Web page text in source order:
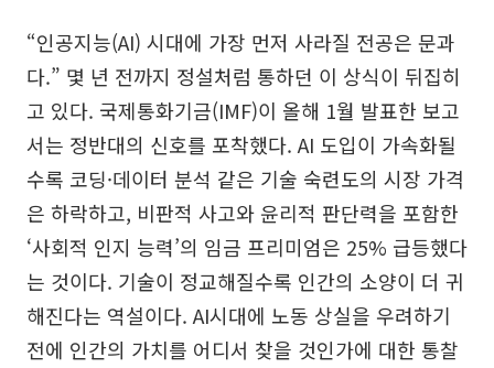
“인공지능(AI) 시대에 가장 먼저 사라질 전공은 문과
다.” 몇 년 전까지 정설처럼 통하던 이 상식이 뒤집히
고 있다. 국제통화기금(IMF)이 올해 1월 발표한 보고
서는 정반대의 신호를 포착했다. AI 도입이 가속화될
수록 코딩·데이터 분석 같은 기술 숙련도의 시장 가격
은 하락하고, 비판적 사고와 윤리적 판단력을 포함한
‘사회적 인지 능력’의 임금 프리미엄은 25% 급등했다
는 것이다. 기술이 정교해질수록 인간의 소양이 더 귀
해진다는 역설이다. AI시대에 노동 상실을 우려하기
전에 인간의 가치를 어디서 찾을 것인가에 대한 통찰